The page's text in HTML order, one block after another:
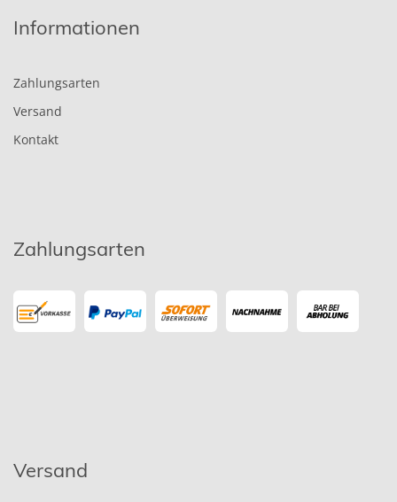
Informationen
Zahlungsarten
Versand
Kontakt
Zahlungsarten
Versand